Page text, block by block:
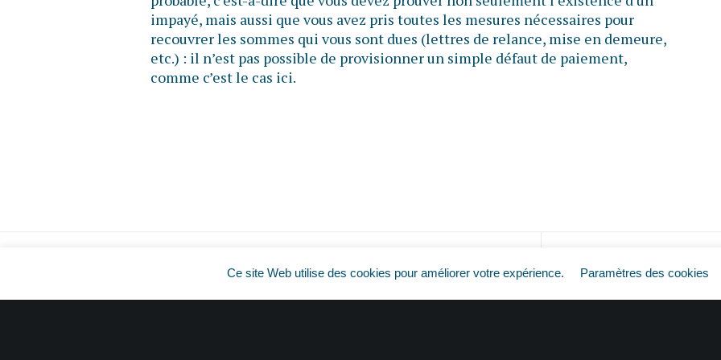
impayé, mais aussi que vous avez pris toutes les mesures nécessaires pour
recouvrer les sommes qui vous sont dues (lettres de relance, mise en demeure,
etc.) : il n’est pas possible de provisionner un simple défaut de paiement,
comme c’est le cas ici.
Factures impayées : pas de règlement, pas d’impôt ?
Ce site Web utilise des cookies pour améliorer votre expérience. Paramètres des cookies